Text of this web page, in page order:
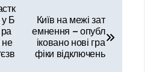
у Б
не
Київ на межі зат
емнення — опубл
іковано нові гра
фіки відключень